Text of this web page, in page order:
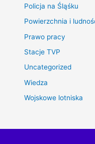
Policja na Śląśku
Powierzchnia i
Prawo pracy
Stacje TVP
Uncategorized
Wiedza
Wojskowe lotniska